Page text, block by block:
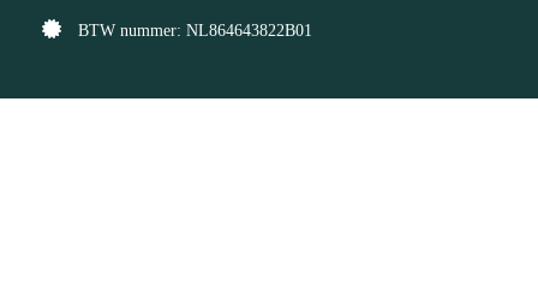
BTW nummer: NL864643822B01